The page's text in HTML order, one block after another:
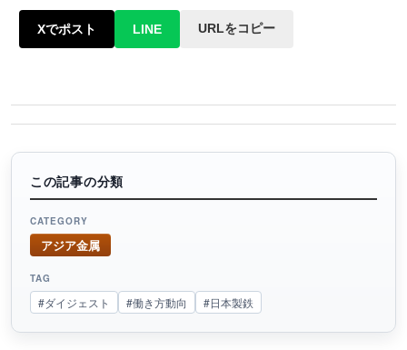
Xでポスト LINE URLをコピー
この記事の分類
CATEGORY
アジア金属
TAG
#ダイジェスト #働き方動向 #日本製鉄